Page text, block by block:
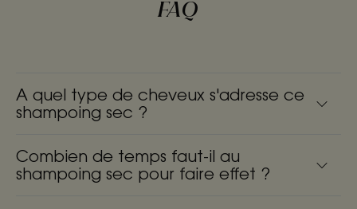
FAQ
A quel type de cheveux s'adresse ce
shampoing sec ?
Combien de temps faut-il au
shampoing sec pour faire effet ?